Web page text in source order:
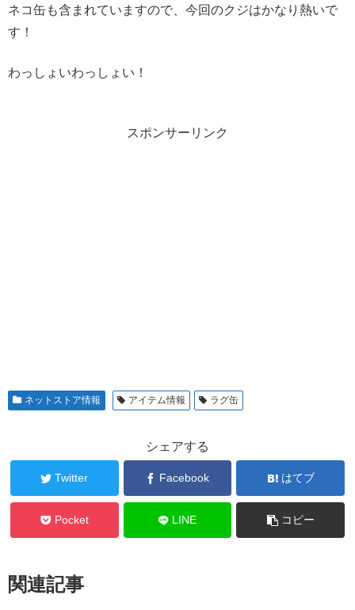
ネコ缶も含まれていますので、今回のクジはかなり熱いで
す！
わっしょいわっしょい！
スポンサーリンク
ネットストア情報 アイテム情報 ラグ缶
シェアする
Twitter Facebook はてブ
Pocket LINE コピー
関連記事